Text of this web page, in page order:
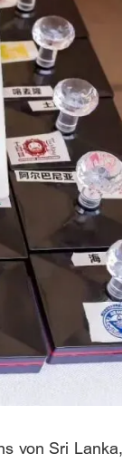
von Sri